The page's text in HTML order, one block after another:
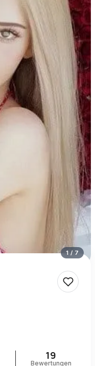
1 / 7
19
Bewertungen